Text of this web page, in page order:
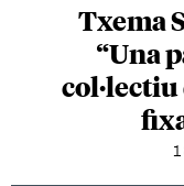
Txema
“Una